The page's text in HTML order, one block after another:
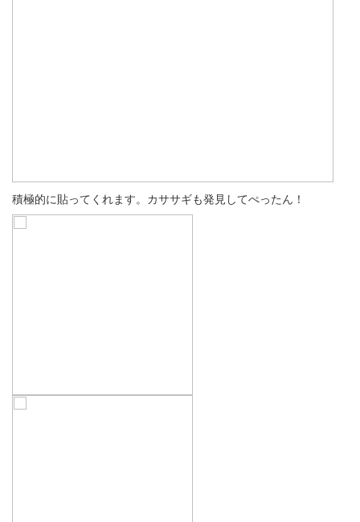
積極的に貼ってくれます。カササギも発見してぺったん！